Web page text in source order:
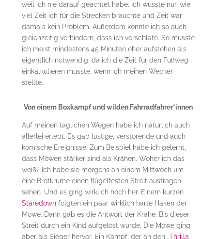
weil ich nie darauf geachtet habe. Ich wusste nur, wie
viel Zeit ich für die Strecken brauchte und Zeit war
damals kein Problem. Außerdem konnte ich so auch
gleichzeitig verhindern, dass ich verschlafe. So musste
ich meist mindestens 45 Minuten eher aufstehen als
eigentlich notwendig, da ich die Zeit für den Fußweg
einkalkulieren musste, wenn ich meinen Wecker
stellte.
Von einem Boxkampf und wilden Fahrradfahrer*innen
Auf meinen täglichen Wegen habe ich natürlich auch
allerlei erlebt. Es gab lustige, verstörende und auch
komische Ereignisse. Zum Beispiel habe ich gelernt,
dass Möwen stärker sind als Krähen. Woher ich das
weiß? Ich habe sie morgens an einem Mittwoch um
eine Brotkrume einen flügelfesten Streit austragen
sehen. Und es ging wirklich hoch her. Einem kurzen
Staredown folgten ein paar wirklich harte Haken der
Möwe. Dann gab es die Antwort der Krähe. Bis dieser
Streit durch ein Kind aufgelöst wurde. Die Möwe ging
aber als Sieger hervor. Ein Kampf, der an den „Thrilla